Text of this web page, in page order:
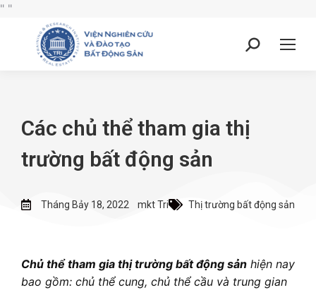
" "
Các chủ thể tham gia thị
trường bất động sản
Tháng Bảy 18, 2022 mkt Tri Thị trường bất động sản
Chủ thể tham gia thị trường bất động sản hiện nay
bao gồm: chủ thể cung, chủ thể cầu và trung gian